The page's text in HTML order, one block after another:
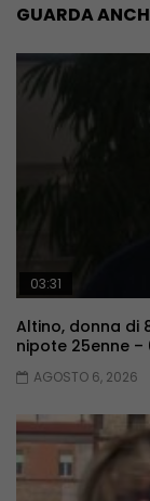
GUARDA
03:31
Altino, donna di
nipote 25enne
AGOSTO 6, 2026